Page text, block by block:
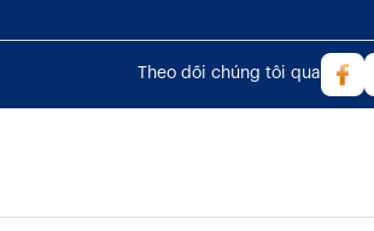
Theo dõi chúng tôi qua